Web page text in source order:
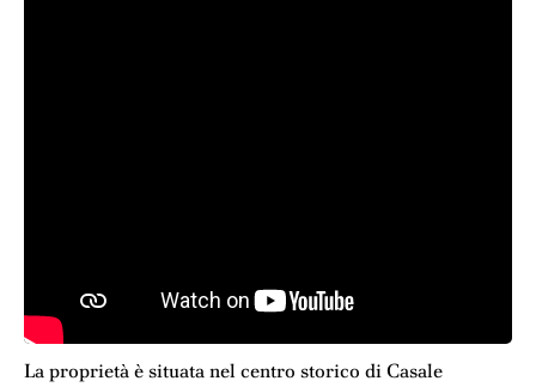
La proprietà è situata nel centro storico di Casale